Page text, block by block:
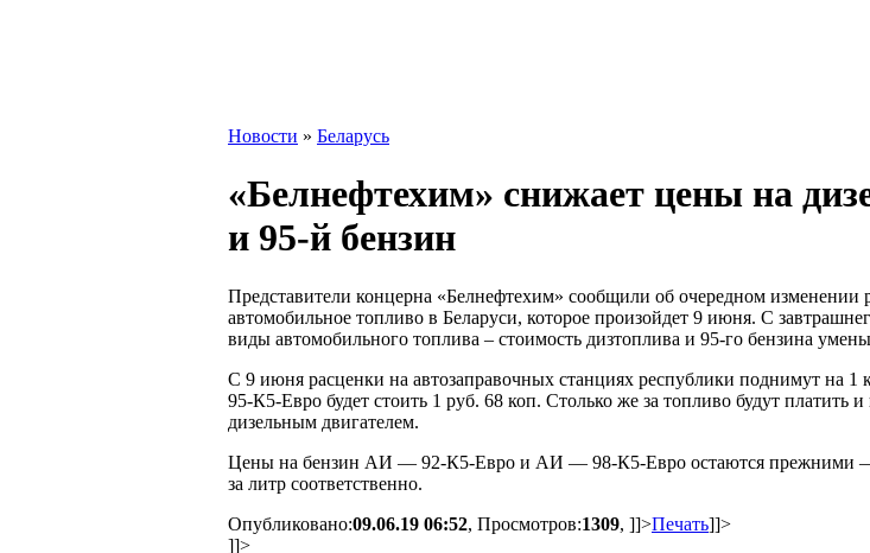
Новости » Беларусь
«Белнефтехим» снижает цены на
и 95-й бензин
Представители концерна «Белнефтехим» сообщили об очередном изменении
автомобильное топливо в Беларуси, которое произойдет 9 июня. С
виды автомобильного топлива – стоимость дизтоплива и 95-го бензина
С 9 июня расценки на автозаправочных станциях республики поднимут на
95-К5-Евро будет стоить 1 руб. 68 коп. Столько же за топливо будут платить
дизельным двигателем.
Цены на бензин АИ — 92-К5-Евро и АИ — 98-К5-Евро остаются прежними —
за литр соответственно.
Опубликовано:09.06.19 06:52, Просмотров:1309, ]]>Печать]]>
]]>